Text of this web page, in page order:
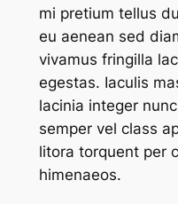
mi pretium tellus
eu aenean sed
vivamus fringilla
egestas. Iaculis
lacinia integer
semper vel class
litora torquent per
himenaeos.